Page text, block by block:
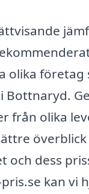
olika företag
Bottnaryd.
från olika
och dess
kan vi